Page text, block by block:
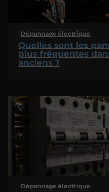
Dépannage électrique
Quelles sont les
plus fréquentes
anciens ?
Dépannage électrique